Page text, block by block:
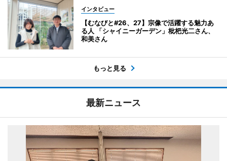
インタビュー
【むなびと#26、27】宗像で活躍する魅力あ
る人 「シャイニーガーデン」枇杷光二さん、
和美さん
もっと見る
最新ニュース